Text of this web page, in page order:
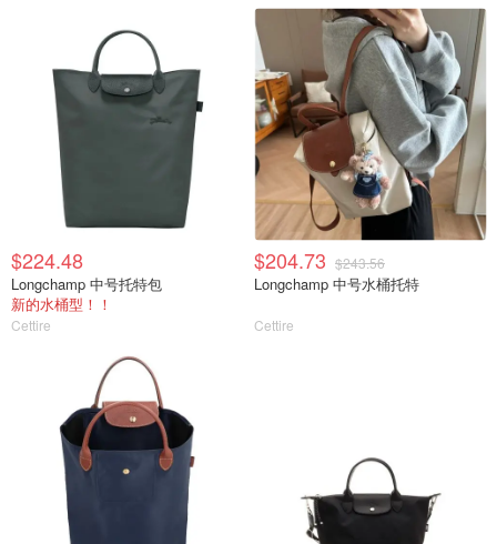
$224.48
Longchamp 中号托特包
新的水桶型！！
Cettire
$204.73 $243.56
Longchamp 中号水桶托特
Cettire